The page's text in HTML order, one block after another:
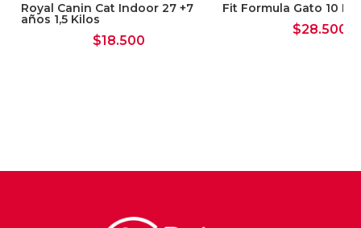
Royal Canin Cat Indoor 27 +7
años 1,5 Kilos
$18.500
Fit Formula Gato 10
$28.500